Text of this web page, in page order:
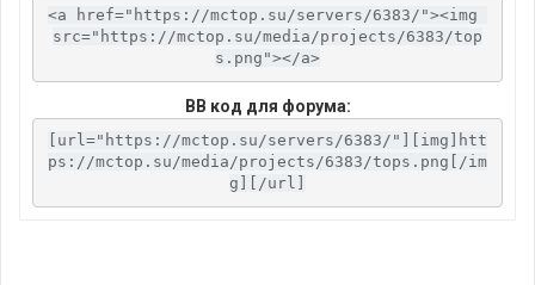
<a href="https://mctop.su/servers/6383/"><img
src="https://mctop.su/media/projects/6383/top
s.png"></a>
BB код для форума:
[url="https://mctop.su/servers/6383/"][img]htt
ps://mctop.su/media/projects/6383/tops.png[/im
g][/url]